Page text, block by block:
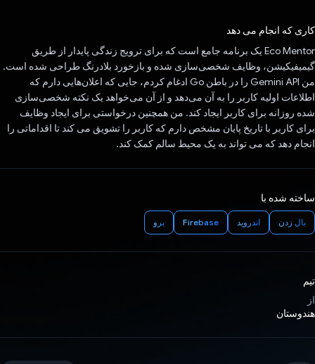
کاری که انجام می دهد
Eco Mentor یک برنامه جامع است که برای ترویج زندگی پایدار از طریق
گیمیفیکیشن، وظایف شخصی‌سازی شده و بازخورد بلادرنگ طراحی شده است.
من Gemini API را در باطن Go ادغام کردم، جایی که اعلان‌هایی دارم که
اطلاعات اولیه کاربر را به آن می‌دهد و از آن می‌خواهد یک نکته شخصی‌سازی
شده روزانه برای کاربر ایجاد کند. من همچنین درخواستی برای ایجاد وظایف
برای کاربر با تاریخ پایان مشخص دارم که کاربر را تشویق می کند تا اقداماتی را
انجام دهد که می تواند به یک محیط سالم کمک کند.
ساخته شده با
بال زدن اندروید Firebase برو
تیم
از
هندوستان